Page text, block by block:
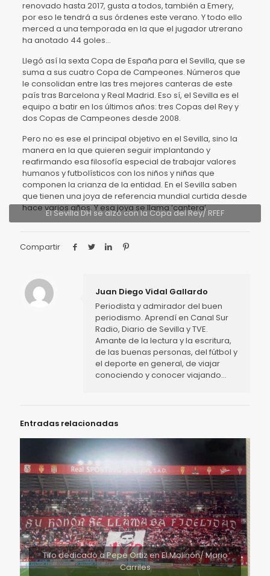
El Sevilla DH se alzó con la Copa del Rey/ RFEF
renovado hasta 2017, gusta a todos, también a Emery,
por eso le tendrá a sus órdenes este verano. Y todo ello
merced a una temporada en la que el jugador utrerano
ha anotado 44 goles…
Llegó así la sexta Copa de España para el Sevilla, que se
suma a sus cuatro Copa de Campeones. Números que
le consolidan entre las tres mejores canteras de este
país tras Barcelona y Real Madrid. Eso sí, el Sevilla es el
equipo a batir en los últimos años: tres Copas del Rey y
dos Copas de Campeones desde 2008.
Pero no es ese el principal objetivo en el Sevilla, sino la
manera en la que quieren seguir implantando y
reafirmando esa filosofía especial de trabajar valores
humanos y futbolísticos con los niños y niñas que
componen la crianza de la entidad. En el Sevilla saben
que tienen una joya de referencia mundial curtida desde
hace varios años. Y esa joya se llama ‘cantera’.
Compartir
Juan Diego Vidal Gallardo
Periodista y admirador del buen
periodismo. Aprendí en Canal Sur
Radio, Diario de Sevilla y TVE.
Amante de la lectura y la escritura,
de las buenas personas, del fútbol y
el deporte en general, de viajar
conociendo y conocer viajando...
Entradas relacionadas
Tifo dedicado a Pepe Ortiz en El Molinón/ Mario
Carriles